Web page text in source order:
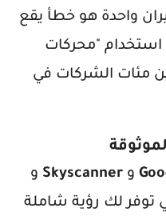
واحدة هو خطأ يقع
استخدام "محركات
مئات الشركات في
وSkyscanner و
توفر لك رؤية شاملة